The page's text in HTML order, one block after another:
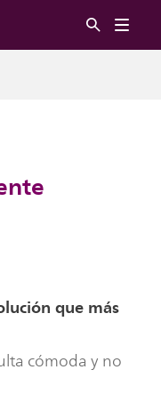
que más
cómoda y no